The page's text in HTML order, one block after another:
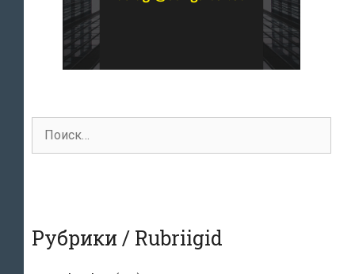
Поиск
для:
Рубрики / Rubriigid